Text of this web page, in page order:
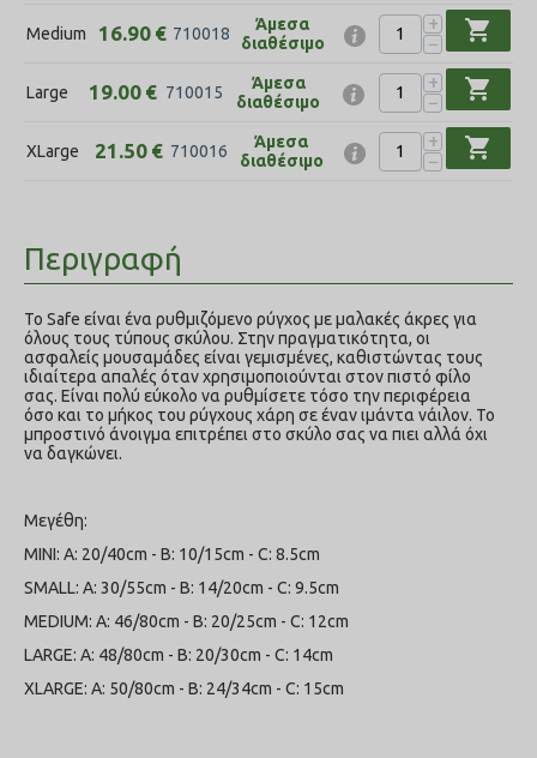
Medium 16.90 € 710018
Άμεσα
διαθέσιμο
+
−
shopping_cart
Large 19.00 € 710015
Άμεσα
διαθέσιμο
+
−
shopping_cart
XLarge 21.50 € 710016
Άμεσα
διαθέσιμο
+
−
shopping_cart
Περιγραφή
Το Safe είναι ένα ρυθμιζόμενο ρύγχος με μαλακές άκρες για
όλους τους τύπους σκύλου. Στην πραγματικότητα, οι
ασφαλείς μουσαμάδες είναι γεμισμένες, καθιστώντας τους
ιδιαίτερα απαλές όταν χρησιμοποιούνται στον πιστό φίλο
σας. Είναι πολύ εύκολο να ρυθμίσετε τόσο την περιφέρεια
όσο και το μήκος του ρύγχους χάρη σε έναν ιμάντα νάιλον. Το
μπροστινό άνοιγμα επιτρέπει στο σκύλο σας να πιει αλλά όχι
να δαγκώνει.
Μεγέθη:
MINI: A: 20/40cm - B: 10/15cm - C: 8.5cm
SMALL: A: 30/55cm - B: 14/20cm - C: 9.5cm
MEDIUM: A: 46/80cm - B: 20/25cm - C: 12cm
LARGE: A: 48/80cm - B: 20/30cm - C: 14cm
XLARGE: A: 50/80cm - B: 24/34cm - C: 15cm